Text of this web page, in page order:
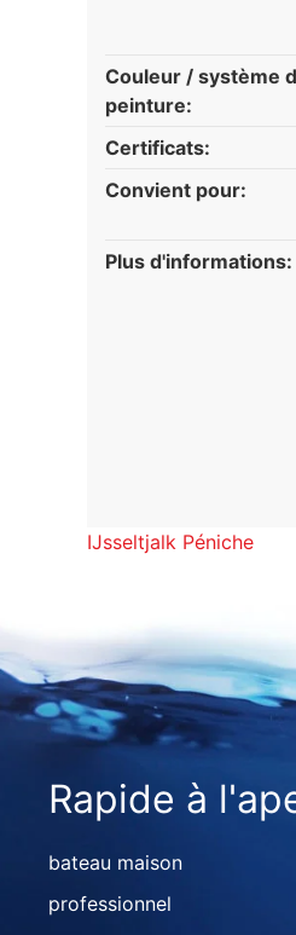
Couleur / système
peinture:
Certificats:
Convient pour:
Plus d'informations:
IJsseltjalk Péniche
Rapide à
bateau maison
professionnel